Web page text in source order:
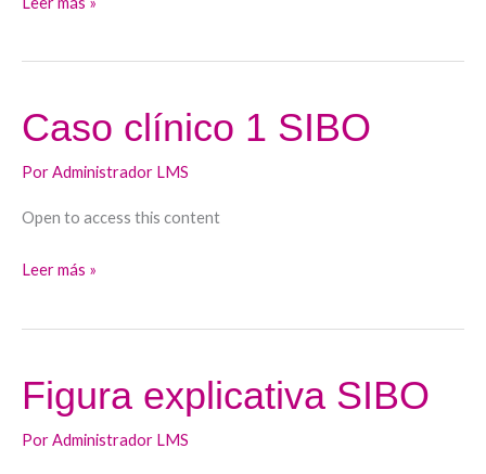
Caso clínico 1 SIBO
PorAdministrador LMS
Open to access this content
Caso
clínico
1
Leer más »
Figura explicativa SIBO
PorAdministrador LMS
Figura
explicativa
SIBO